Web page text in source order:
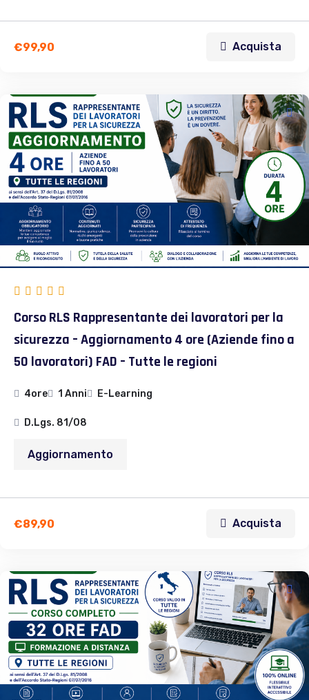
€99,90 Acquista
Corso RLS Rappresentante dei lavoratori per la
sicurezza – Aggiornamento 4 ore (Aziende fino a
50 lavoratori) FAD – Tutte le regioni
4ore 1 Anni E-Learning
D.Lgs. 81/08
Aggiornamento
€89,90 Acquista